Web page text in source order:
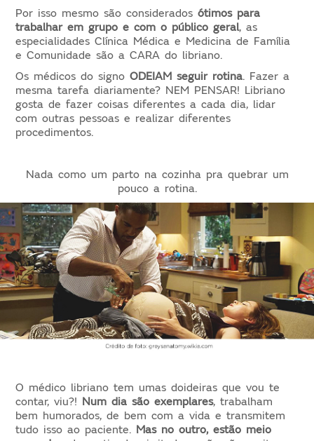
Por isso mesmo são consideradosótimos para
trabalhar em grupo e com o público geral, as
especialidades Clínica Médica e Medicina de Família
e Comunidade são a CARA do libriano.
Os médicos do signoODEIAM seguir rotina. Fazer a
mesma tarefa diariamente? NEM PENSAR! Libriano
gosta de fazer coisas diferentes a cada dia, lidar
com outras pessoas e realizar diferentes
procedimentos.
Nada como um parto na cozinha pra quebrar um
pouco a rotina.
O médico libriano tem umas doideiras que vou te
contar, viu?! Num dia são exemplares, trabalham
bem humorados, de bem com a vida e transmitem
tudo isso ao paciente. Mas no outro, estão meio